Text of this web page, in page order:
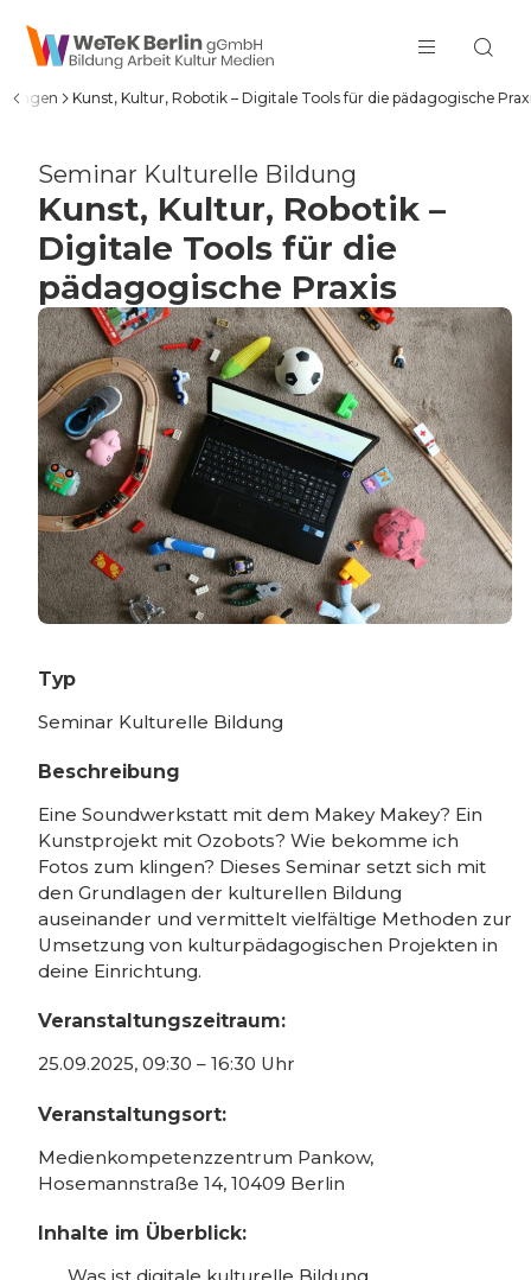
zum Inhalt springen
Kunst, Kultur, Robotik – Digitale Tools für die pädagogische
Seminar Kulturelle Bildung
Kunst, Kultur, Robotik –
Digitale Tools für die
pädagogische Praxis
Typ
Seminar Kulturelle Bildung
Beschreibung
Eine Soundwerkstatt mit dem Makey Makey? Ein
Kunstprojekt mit Ozobots? Wie bekomme ich
Fotos zum klingen? Dieses Seminar setzt sich mit
den Grundlagen der kulturellen Bildung
auseinander und vermittelt vielfältige Methoden zur
Umsetzung von kulturpädagogischen Projekten in
deine Einrichtung.
Veranstaltungszeitraum:
25.09.2025, 09:30 – 16:30 Uhr
Veranstaltungsort:
Medienkompetenzzentrum Pankow,
Hosemannstraße 14, 10409 Berlin
Inhalte im Überblick: